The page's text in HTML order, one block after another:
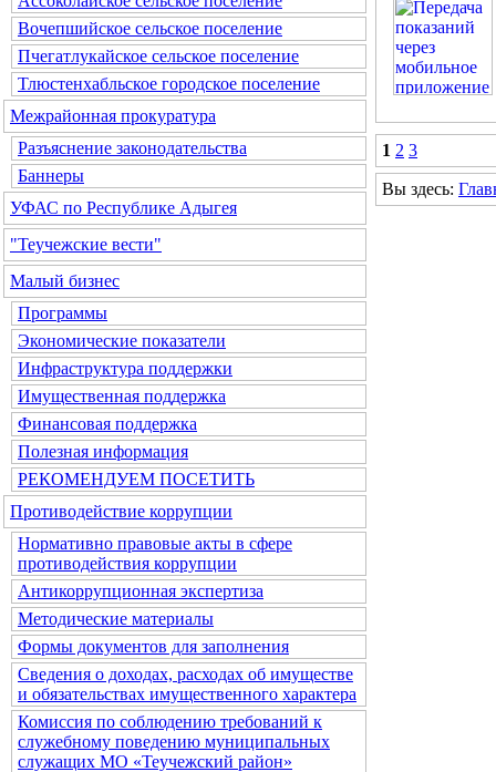
Вочепшийское сельское поселение
Пчегатлукайское сельское поселение
Тлюстенхабльское городское поселение
Межрайонная прокуратура
Разъяснение законодательства
Баннеры
УФАС по Республике Адыгея
"Теучежские вести"
Малый бизнес
Программы
Экономические показатели
Инфраструктура поддержки
Имущественная поддержка
Финансовая поддержка
Полезная информация
РЕКОМЕНДУЕМ ПОСЕТИТЬ
Противодействие коррупции
Нормативно правовые акты в сфере
противодействия коррупции
Антикоррупционная экспертиза
Методические материалы
Формы документов для заполнения
Сведения о доходах, расходах об имуществе
и обязательствах имущественного характера
Комиссия по соблюдению требований к
служебному поведению муниципальных
служащих МО «Теучежский район»
1 2 3
Вы здесь: